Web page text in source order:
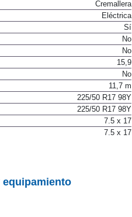
Cremallera
Eléctrica
Sí
No
No
15,9
No
11,7 m
225/50 R17 98Y
225/50 R17 98Y
7.5 x 17
equipamiento